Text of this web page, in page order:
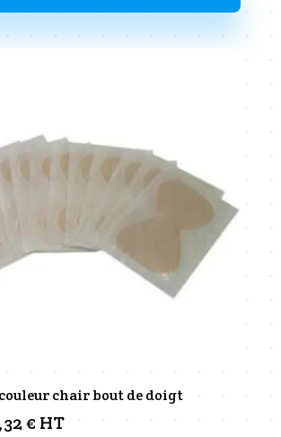
chair bout de doigt
€Plage
HT